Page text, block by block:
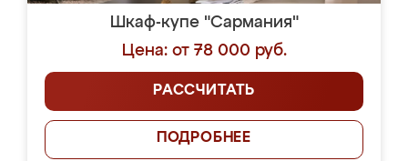
Шкаф-купе "Сармания"
Цена: от 78 000 руб.
РАССЧИТАТЬ
ПОДРОБНЕЕ